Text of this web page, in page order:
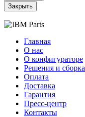
Закрыть
Главная
О нас
О конфигураторе
Решения и сборка
Оплата
Доставка
Гарантия
Пресс-центр
Контакты